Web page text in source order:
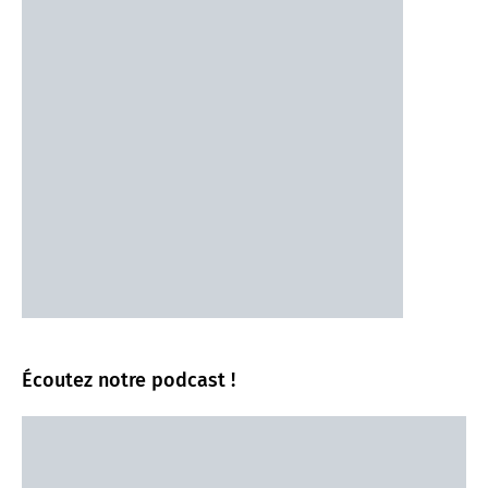
Écoutez notre podcast !